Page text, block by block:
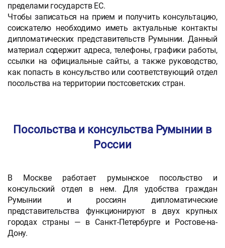
пределами государств ЕС.
Чтобы записаться на прием и получить консультацию,
соискателю необходимо иметь актуальные контакты
дипломатических представительств Румынии. Данный
материал содержит адреса, телефоны, графики работы,
ссылки на официальные сайты, а также руководство,
как попасть в консульство или соответствующий отдел
посольства на территории постсоветских стран.
Посольства и консульства Румынии в
России
В Москве работает румынское посольство и
консульский отдел в нем. Для удобства граждан
Румынии и россиян дипломатические
представительства функционируют в двух крупных
городах страны — в Санкт-Петербурге и Ростове-на-
Дону.